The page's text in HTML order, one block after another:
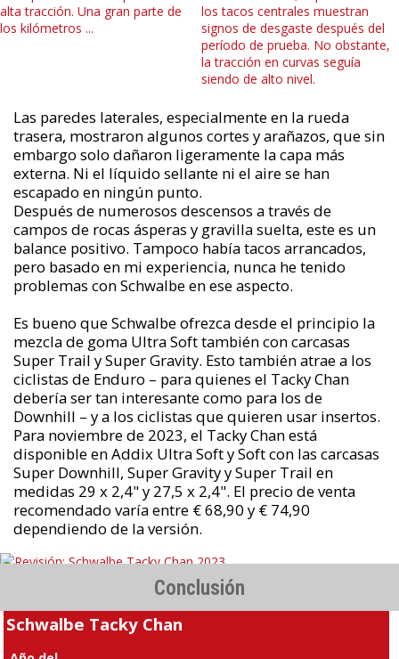
Las paredes laterales, especialmente en la rueda
trasera, mostraron algunos cortes y arañazos, que sin
embargo solo dañaron ligeramente la capa más
externa. Ni el líquido sellante ni el aire se han
escapado en ningún punto.
Después de numerosos descensos a través de
campos de rocas ásperas y gravilla suelta, este es un
balance positivo. Tampoco había tacos arrancados,
pero basado en mi experiencia, nunca he tenido
problemas con Schwalbe en ese aspecto.
Es bueno que Schwalbe ofrezca desde el principio la
mezcla de goma Ultra Soft también con carcasas
Super Trail y Super Gravity. Esto también atrae a los
ciclistas de Enduro – para quienes el Tacky Chan
debería ser tan interesante como para los de
Downhill – y a los ciclistas que quieren usar insertos.
Para noviembre de 2023, el Tacky Chan está
disponible en Addix Ultra Soft y Soft con las carcasas
Super Downhill, Super Gravity y Super Trail en
medidas 29 x 2,4" y 27,5 x 2,4". El precio de venta
recomendado varía entre € 68,90 y € 74,90
dependiendo de la versión.
Conclusión
Schwalbe Tacky Chan